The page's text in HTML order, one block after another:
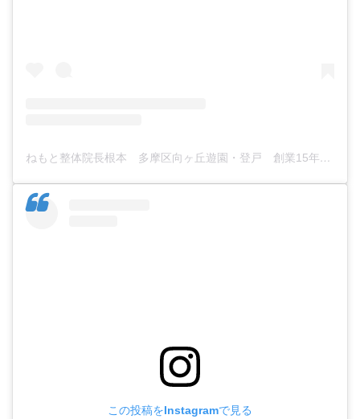
ねもと整体院長根本 多摩区向ヶ丘遊園・登戸 創業15年有限会社ディーエスシーエス代表取締役(@nemotoseitai777)がシェアした投稿
この投稿をInstagramで見る